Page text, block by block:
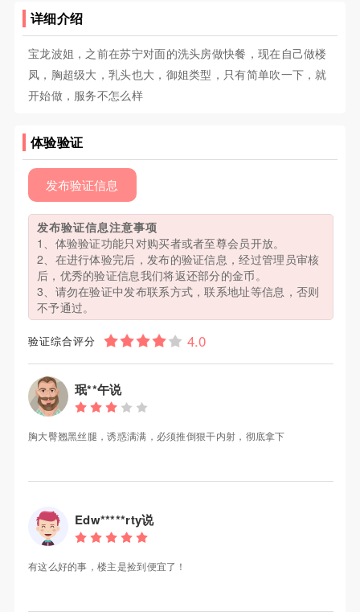
详细介绍
宝龙波姐，之前在苏宁对面的洗头房做快餐，现在自己做楼
凤，胸超级大，乳头也大，御姐类型，只有简单吹一下，就
开始做，服务不怎么样
体验验证
发布验证信息
发布验证信息注意事项
1、体验验证功能只对购买者或者至尊会员开放。
2、在进行体验完后，发布的验证信息，经过管理员审核
后，优秀的验证信息我们将返还部分的金币。
3、请勿在验证中发布联系方式，联系地址等信息，否则
不予通过。
验证综合评分
珉**午说
胸大臀翘黑丝腿，诱惑满满，必须推倒狠干内射，彻底拿下
Edw*****rty说
有这么好的事，楼主是捡到便宜了！